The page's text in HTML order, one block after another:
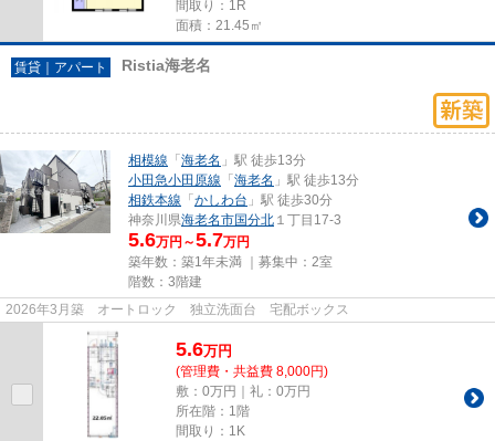
間取り：1R
面積：21.45㎡
賃貸｜アパート Ristia海老名
相模線 「海老名 」駅 徒歩13分
小田急小田原線 「海老名 」駅 徒歩13分
相鉄本線 「かしわ台 」駅 徒歩30分
神奈川県海老名市国分北 １丁目17-3
5.6万円～5.7万円
築年数：築1年未満 ｜募集中： 2室
階数：3階建
2026年3月築 オートロック 独立洗面台 宅配ボックス
5.6万円
(管理費・共益費 8,000円)
敷：0万円｜礼：0万円
所在階：1階
間取り：1K